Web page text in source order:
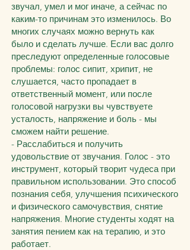
звучал, умел и мог иначе, а сейчас по
каким-то причинам это изменилось. Во
многих случаях можно вернуть как
было и сделать лучше. Если вас долго
преследуют определенные голосовые
проблемы: голос сипит, хрипит, не
слушается, часто пропадает в
ответственный момент, или после
голосовой нагрузки вы чувствуете
усталость, напряжение и боль - мы
сможем найти решение.
- Расслабиться и получить
удовольствие от звучания. Голос - это
инструмент, который творит чудеса при
правильном использовании. Это способ
познания себя, улучшения психического
и физического самочувствия, снятие
напряжения. Многие студенты ходят на
занятия пением как на терапию, и это
работает.